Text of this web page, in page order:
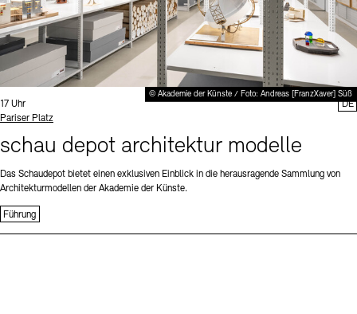
© Akademie der Künste / Foto: Andreas [FranzXaver] Süß
Uhrzeit:
17 Uhr
Standort
Pariser Platz
schau depot architektur modelle
Das Schaudepot bietet einen exklusiven Einblick in die herausragende Sammlung von
Architekturmodellen der Akademie der Künste.
Führung
DE